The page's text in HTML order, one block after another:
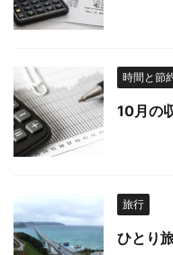
時間と節
10月の
旅行
ひとり